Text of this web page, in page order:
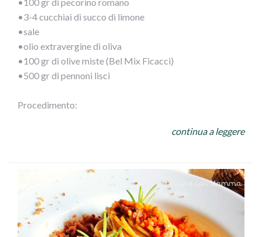
•3-4 cucchiai di succo di limone
•sale
•olio extravergine di oliva
•100 gr di olive miste (Bel Mix Ficacci)
•500 gr di pennoni lisci
Procedimento:
eliminare i semi e frullali a crema. Tosta i pinoli e tritali.
Cuoci i pennoni secondo le istruzioni sulla confezione,
scolali e ripassali nel condimento appena preparato
continua a leggere